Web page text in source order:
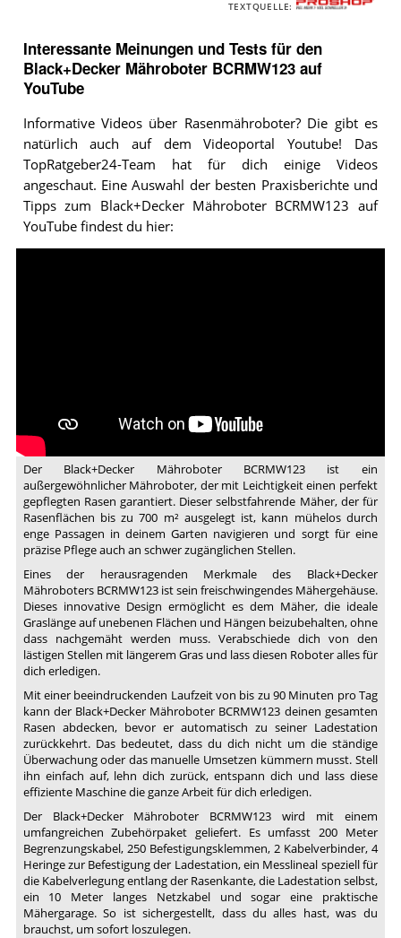
TEXTQUELLE:
Interessante Meinungen und Tests für den
Black+Decker Mähroboter BCRMW123 auf
YouTube
Informative Videos über Rasenmähroboter? Die gibt es
natürlich auch auf dem Videoportal Youtube! Das
TopRatgeber24-Team hat für dich einige Videos
angeschaut. Eine Auswahl der besten Praxisberichte und
Tipps zum Black+Decker Mähroboter BCRMW123 auf
YouTube findest du hier:
Der Black+Decker Mähroboter BCRMW123 ist ein
außergewöhnlicher Mähroboter, der mit Leichtigkeit einen perfekt
gepflegten Rasen garantiert. Dieser selbstfahrende Mäher, der für
Rasenflächen bis zu 700 m² ausgelegt ist, kann mühelos durch
enge Passagen in deinem Garten navigieren und sorgt für eine
präzise Pflege auch an schwer zugänglichen Stellen.
Eines der herausragenden Merkmale des Black+Decker
Mähroboters BCRMW123 ist sein freischwingendes Mähergehäuse.
Dieses innovative Design ermöglicht es dem Mäher, die ideale
Graslänge auf unebenen Flächen und Hängen beizubehalten, ohne
dass nachgemäht werden muss. Verabschiede dich von den
lästigen Stellen mit längerem Gras und lass diesen Roboter alles für
dich erledigen.
Mit einer beeindruckenden Laufzeit von bis zu 90 Minuten pro Tag
kann der Black+Decker Mähroboter BCRMW123 deinen gesamten
Rasen abdecken, bevor er automatisch zu seiner Ladestation
zurückkehrt. Das bedeutet, dass du dich nicht um die ständige
Überwachung oder das manuelle Umsetzen kümmern musst. Stell
ihn einfach auf, lehn dich zurück, entspann dich und lass diese
effiziente Maschine die ganze Arbeit für dich erledigen.
Der Black+Decker Mähroboter BCRMW123 wird mit einem
umfangreichen Zubehörpaket geliefert. Es umfasst 200 Meter
Begrenzungskabel, 250 Befestigungsklemmen, 2 Kabelverbinder, 4
Heringe zur Befestigung der Ladestation, ein Messlineal speziell für
die Kabelverlegung entlang der Rasenkante, die Ladestation selbst,
ein 10 Meter langes Netzkabel und sogar eine praktische
Mähergarage. So ist sichergestellt, dass du alles hast, was du
brauchst, um sofort loszulegen.